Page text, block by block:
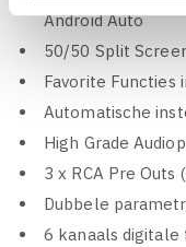
Android Auto
50/50 Split
Favorite Functies
Automatische
High Grade
3 x RCA Pre
Dubbele
6 kanaals